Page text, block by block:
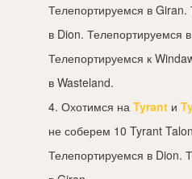
Телепортируемся в Giran.
в Dion. Телепортируемся
Телепортируемся к
в Wasteland.
4. Охотимся на Tyrant и
не соберем 10 Tyrant
Телепортируемся в Dion.